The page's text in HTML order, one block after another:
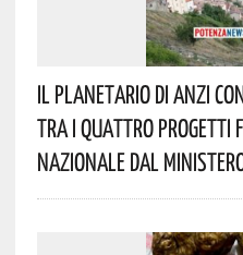
Il Planetario Di Anzi
Tra I Quattro Progetti
Nazionale Dal